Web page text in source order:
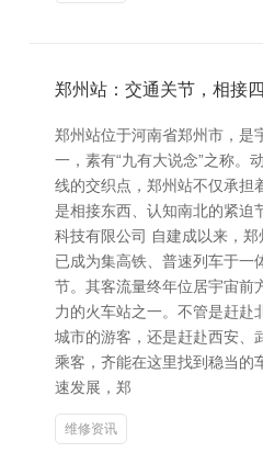
郑州站：交通关节，相接
郑州站位于河南省郑州市，是
一，素有“九有大说念”之称。
线的交织点，郑州站不仅承担
是相接东西、认知南北的紧迫
科技有限公司 自建成以来，
已成为集高铁、普速列车于一
节。其客流量终年位居宇宙前
力的火车站之一。不管是赶赴
城市的游客，还是赶赴西安、
乘客，齐能在这里找到稳当的
速发展，郑
维修资讯